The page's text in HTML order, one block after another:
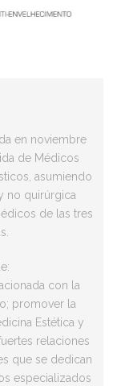
en noviembre
de Médicos
asumiendo
no quirúrgica
de las tres
con la
promover la
Estética y
relaciones
que se dedican
especializados